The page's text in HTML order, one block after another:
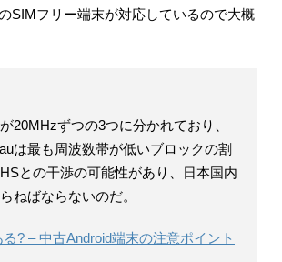
SIMフリー端末が対応しているので大概
20MHzずつの3つに分かれており、
は最も周波数帯が低いブロックの割
との干渉の可能性があり、日本国内
ねばならないのだ。
? – 中古Android端末の注意ポイント